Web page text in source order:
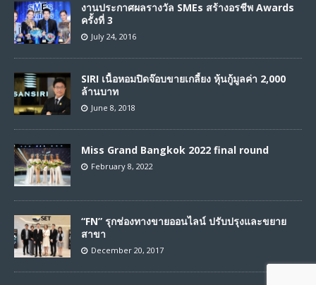
งานประกาศผลรางวัล SMEs สร้างอรชีพ Awards
ครั้งที่ 3
July 24, 2016
SIRI เนื้อหอมปิดจ๊อบขายเกลี้ยง หุ้นกู้มูลค่า 2,000
ล้านบาท
June 8, 2018
Miss Grand Bangkok 2022 final round
February 8, 2022
“FN” รุกช่องทางขายออนไลน์ ปรับปรุงและขยาย
สาขา
December 20, 2017